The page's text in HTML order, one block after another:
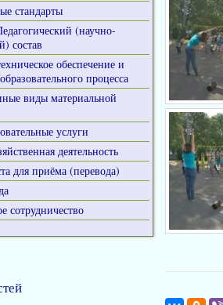
стандарты
(научно-
состав
обеспечение и
процесса
виды материальной
услуги
деятельность
для приёма (перевода)
сотрудничество